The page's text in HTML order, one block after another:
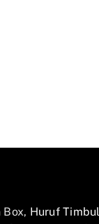
Huruf Timbul